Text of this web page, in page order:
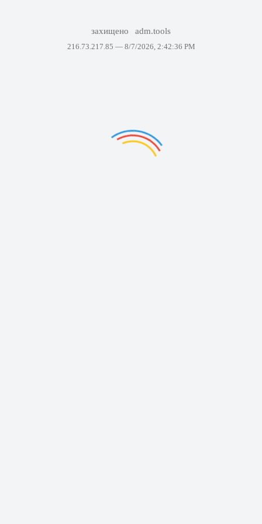
захищено adm.tools
216.73.217.85 — 8/7/2026, 2:42:36 PM